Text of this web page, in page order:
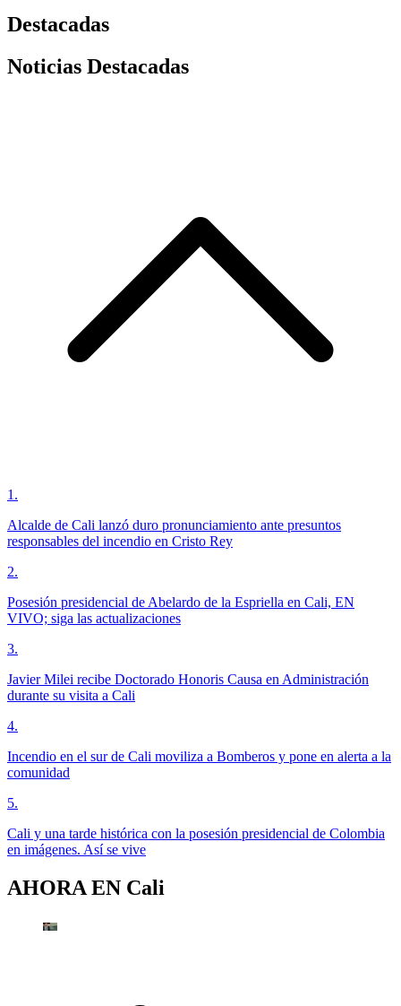
Destacadas
Noticias Destacadas
1.
Alcalde de Cali lanzó duro pronunciamiento ante presuntos
responsables del incendio en Cristo Rey
2.
Posesión presidencial de Abelardo de la Espriella en Cali, EN
VIVO; siga las actualizaciones
3.
Javier Milei recibe Doctorado Honoris Causa en Administración
durante su visita a Cali
4.
Incendio en el sur de Cali moviliza a Bomberos y pone en alerta a la
comunidad
5.
Cali y una tarde histórica con la posesión presidencial de Colombia
en imágenes. Así se vive
AHORA EN Cali